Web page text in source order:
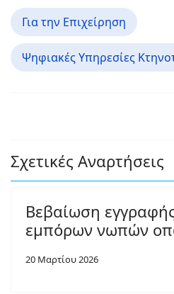
Για την Επιχείρηση
Ψηφιακές Υπηρεσίες
Σχετικές Αναρτήσεις
Βεβαίωση
εμπόρων νωπών
20 Μαρτίου 2026